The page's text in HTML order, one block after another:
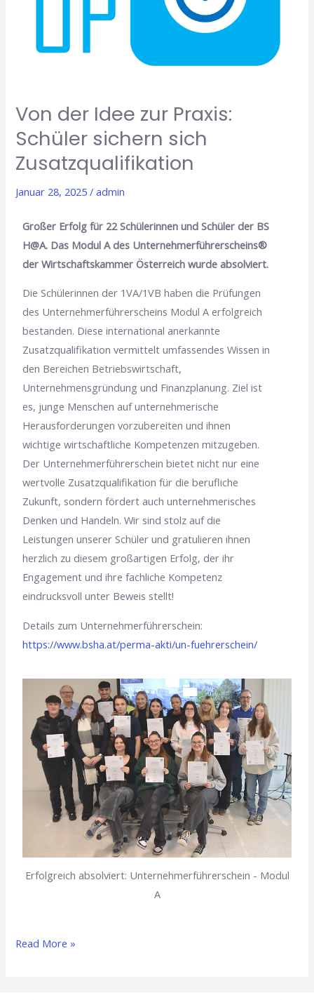
Von der Idee zur Praxis:
Schüler sichern sich
Zusatzqualifikation
Januar 28, 2025/admin
Großer Erfolg für 22 Schülerinnen und Schüler der BS
H@A. Das Modul A des Unternehmerführerscheins®
der Wirtschaftskammer Österreich wurde absolviert.
Die Schülerinnen der 1VA/1VB haben die Prüfungen
des Unternehmerführerscheins Modul A erfolgreich
bestanden. Diese international anerkannte
Zusatzqualifikation vermittelt umfassendes Wissen in
den Bereichen Betriebswirtschaft,
Unternehmensgründung und Finanzplanung. Ziel ist
es, junge Menschen auf unternehmerische
Herausforderungen vorzubereiten und ihnen
wichtige wirtschaftliche Kompetenzen mitzugeben.
Der Unternehmerführerschein bietet nicht nur eine
wertvolle Zusatzqualifikation für die berufliche
Zukunft, sondern fördert auch unternehmerisches
Denken und Handeln. Wir sind stolz auf die
Leistungen unserer Schüler und gratulieren ihnen
herzlich zu diesem großartigen Erfolg, der ihr
Engagement und ihre fachliche Kompetenz
eindrucksvoll unter Beweis stellt!
Details zum Unternehmerführerschein:
https://www.bsha.at/perma-akti/un-fuehrerschein/
Erfolgreich absolviert: Unternehmerführerschein - Modul
A
Zusatzqualifikation
Read More »